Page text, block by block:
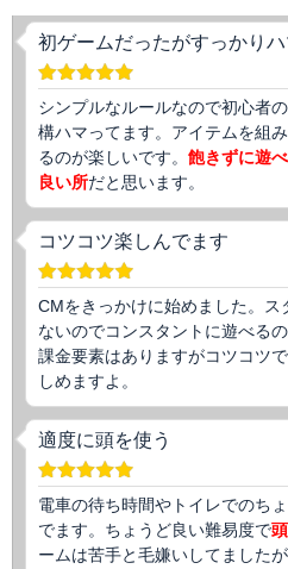
初ゲームだったがすっかりハ
シンプルなルールなので初心者
構ハマってます。アイテムを組
るのが楽しいです。 飽きずに遊
良い所だと思います。
コツコツ楽しんでます
CMをきっかけに始めました。ス
ないのでコンスタントに遊べるの
課金要素はありますがコツコツ
しめますよ。
適度に頭を使う
電車の待ち時間やトイレでのち
でます。ちょうど良い難易度で
ームは苦手と毛嫌いしてました